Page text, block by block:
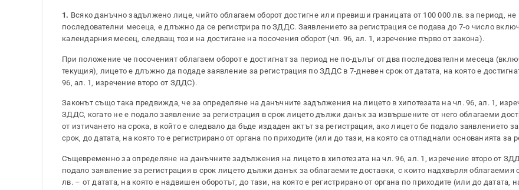
1. Всяко данъчно задължено лице, чийто облагаем оборот достигне или превиши границата от 100 000 лв. за период, не
последователни месеца, е длъжно да се регистрира по ЗДДС. Заявлението за регистрация се подава до 7-о число
календарния месец, следващ този на достигане на посочения оборот (чл. 96, ал. 1, изречение първо от закона).
При положение че посоченият облагаем оборот е достигнат за период не по-дълъг от два последователни месеца
текущия), лицето е длъжно да подаде заявление за регистрация по ЗДДС в 7-дневен срок от датата, на която е
96, ал. 1, изречение второ от ЗДДС).
Законът също така предвижда, че за определяне на данъчните задължения на лицето в хипотезата на чл. 96, ал. 1,
ЗДДС, когато не е подало заявление за регистрация в срок лицето дължи данък за извършените от него облагаеми
от изтичането на срока, в който е следвало да бъде издаден актът за регистрация, ако лицето бе подало заявлението
срок, до датата, на която то е регистрирано от органа по приходите (или до тази, на която са отпаднали основанията за
Същевременно за определяне на данъчните задължения на лицето в хипотезата на чл. 96, ал. 1, изречение второ от
подало заявление за регистрация в срок лицето дължи данък за облагаемите доставки, с които надхвърля облагаемия
лв. – от датата, на която е надвишен оборотът, до тази, на която е регистрирано от органа по приходите (или до датата,